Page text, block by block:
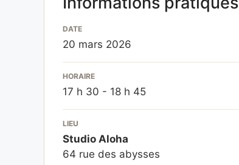
DATE
20 mars 2026
HORAIRE
17 h 30 - 18 h 45
LIEU
Studio Aloha
64 rue des abysses